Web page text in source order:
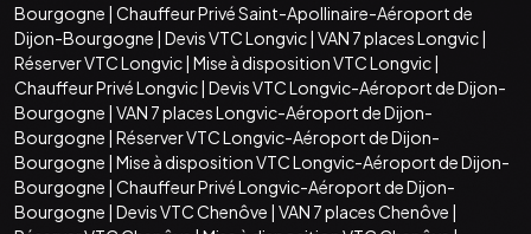
Bourgogne | Chauffeur Privé Saint-Apollinaire-Aéroport de
Dijon-Bourgogne | Devis VTC Longvic| VAN 7 places Longvic|
Réserver VTC Longvic| Mise à disposition VTC Longvic|
Chauffeur Privé Longvic| Devis VTC Longvic-Aéroport de Dijon-
Bourgogne | VAN 7 places Longvic-Aéroport de Dijon-
Bourgogne | Réserver VTC Longvic-Aéroport de Dijon-
Bourgogne | Mise à disposition VTC Longvic-Aéroport de Dijon-
Bourgogne | Chauffeur Privé Longvic-Aéroport de Dijon-
Bourgogne | Devis VTC Chenôve | VAN 7 places Chenôve |